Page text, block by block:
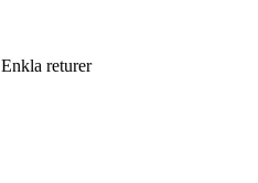
Enkla returer